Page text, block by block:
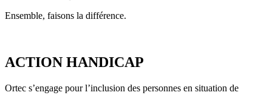
Ensemble, faisons la différence.
ACTION HANDICAP
Ortec s’engage pour l’inclusion des personnes en situation de